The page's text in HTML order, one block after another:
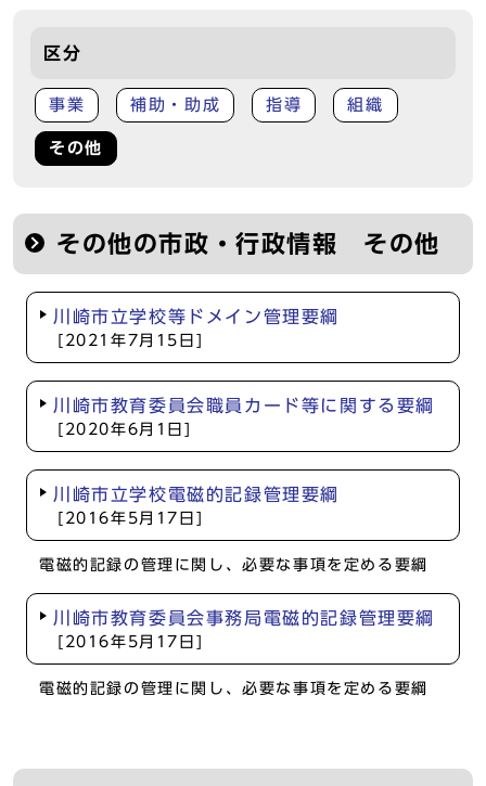
区分
事業 補助・助成 指導 組織
その他
その他の市政・行政情報 その他
川崎市立学校等ドメイン管理要綱
[2021年7月15日]
川崎市教育委員会職員カード等に関する要綱
[2020年6月1日]
川崎市立学校電磁的記録管理要綱
[2016年5月17日]
電磁的記録の管理に関し、必要な事項を定める要綱
川崎市教育委員会事務局電磁的記録管理要綱
[2016年5月17日]
電磁的記録の管理に関し、必要な事項を定める要綱